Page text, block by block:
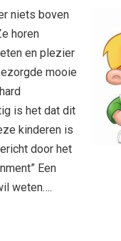
niets boven
horen
en plezier
mooie
is het dat dit
kinderen is
door het
Een
weten….